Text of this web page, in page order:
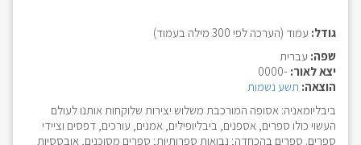
גודל: עמוד (הערכה לפי 300 מילה בעמוד)
שפה: עברית
יצא לאור: -0000
הוצאה: תשע נשמות
ביבליומאניה: אסופה המורכבת משלוש יצירות שלוקחות אותנו לעולם
העשוי כולו ספרים, אספנים, ביבליופילים, אמנים, עורכים, דפסים וציידי
ספרים. ספרים בהכחדה; נבואות ספרותיות; ספרים מסוכנים, אובססיות